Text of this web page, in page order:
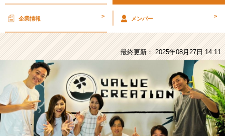
ン
会
用/
求
人
-
【完
全
企業情報 > メンバー >
最終更新： 2025年08月27日 14:11